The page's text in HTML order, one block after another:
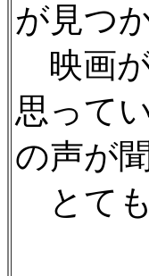
が見つ
映画が
思って
の声が
とて